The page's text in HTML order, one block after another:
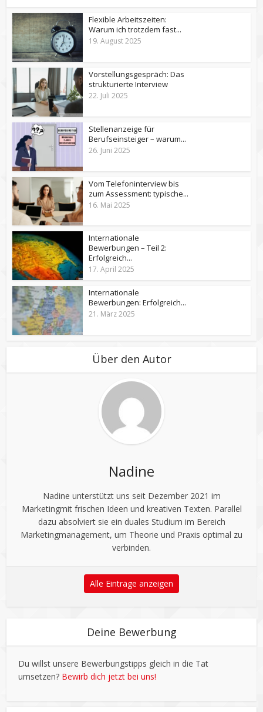
Flexible Arbeitszeiten:
Warum ich trotzdem fast...
19. August 2025
Vorstellungsgespräch: Das
strukturierte Interview
22. Juli 2025
Stellenanzeige für
Berufseinsteiger – warum...
26. Juni 2025
Vom Telefoninterview bis
zum Assessment: typische...
16. Mai 2025
Internationale
Bewerbungen – Teil 2:
Erfolgreich...
17. April 2025
Internationale
Bewerbungen: Erfolgreich...
21. März 2025
Über den Autor
Nadine
Nadine unterstützt uns seit Dezember 2021 im
Marketingmit frischen Ideen und kreativen Texten. Parallel
dazu absolviert sie ein duales Studium im Bereich
Marketingmanagement, um Theorie und Praxis optimal zu
verbinden.
Alle Einträge anzeigen
Deine Bewerbung
Du willst unsere Bewerbungstipps gleich in die Tat
umsetzen? Bewirb dich jetzt bei uns!